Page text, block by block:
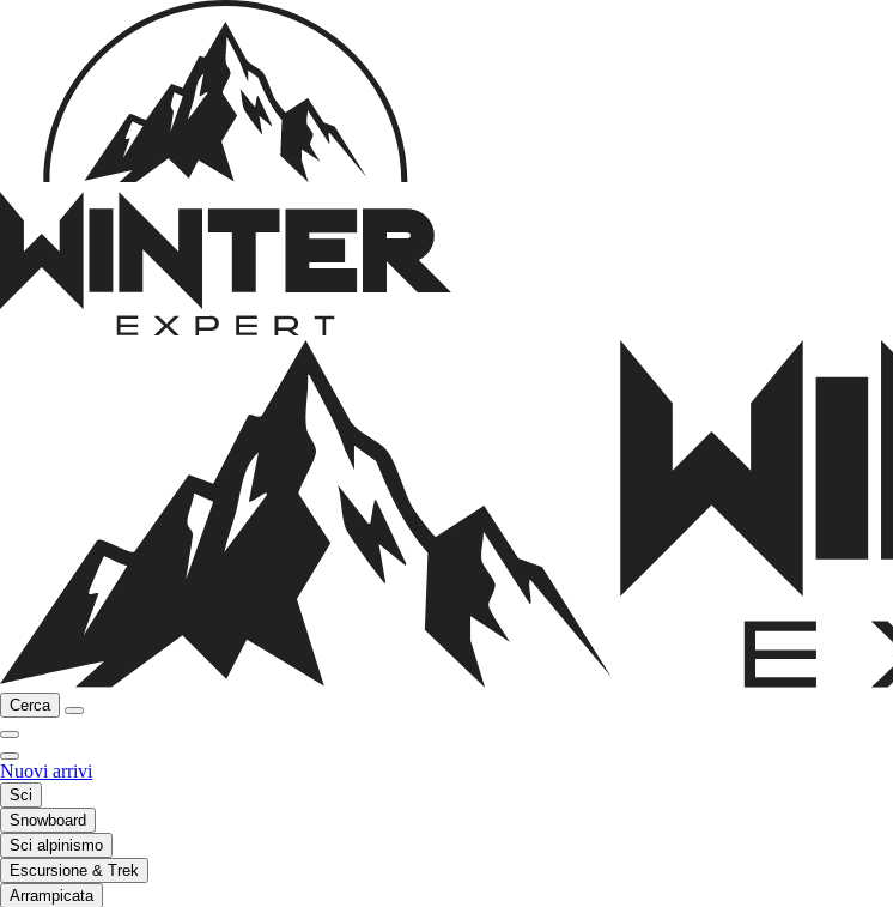
Cerca
Nuovi arrivi
Sci
Snowboard
Sci alpinismo
Escursione & Trek
Arrampicata